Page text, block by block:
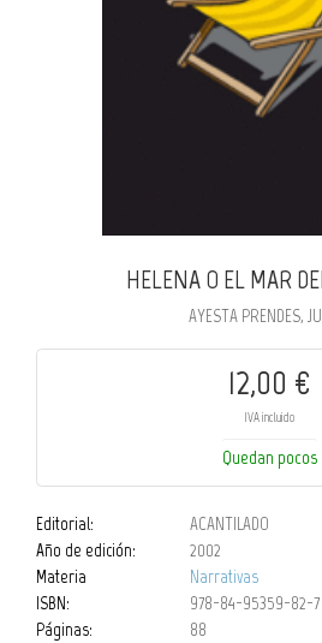
HELENA O EL MAR
AYESTA PRENDES,
12,00 €
IVA incluido
Quedan pocos
Editorial:
ACANTILADO
Año de edición:
2002
Materia
Narrativas
ISBN:
978-84-95359-82-7
Páginas:
88